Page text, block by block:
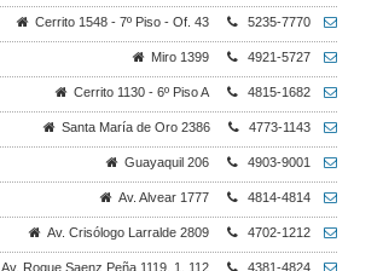
Cerrito 1548 - 7º Piso - Of. 43 5235-7770
Miro 1399 4921-5727
Cerrito 1130 - 6º Piso A 4815-1682
Santa María de Oro 2386 4773-1143
Guayaquil 206 4903-9001
Av. Alvear 1777 4814-4814
Av. Crisólogo Larralde 2809 4702-1212
Av. Roque Saenz Peña 1119, 1, 112 4381-4824